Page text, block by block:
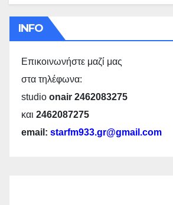
INFO
Επικοινωνήστε μαζί μας
στα τηλέφωνα:
studio onair 2462083275
και 2462087275
email: starfm933.gr@gmail.com